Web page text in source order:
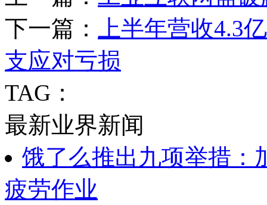
下一篇：
上半年营收4.3
支应对亏损
TAG：
最新业界新闻
饿了么推出九项举措：
疲劳作业